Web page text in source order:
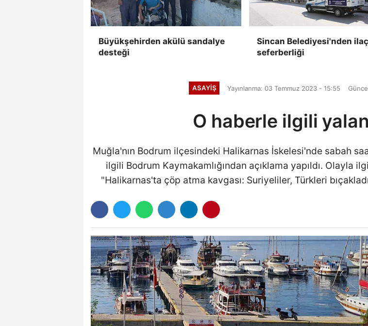
Büyükşehirden akülü sandalye
desteği
Sincan Belediyesi'nden
seferberliği
ASAYİŞ Yayınlanma: 03 Temmuz 2023 - 15:55
O haberle ilgili
Muğla'nın Bodrum ilçesindeki Halikarnas İskelesi'nde sabah
ilgili Bodrum Kaymakamlığından açıklama yapıldı. Olayla
"Halikarnas'ta çöp atma kavgası: Suriyeliler, Türkleri